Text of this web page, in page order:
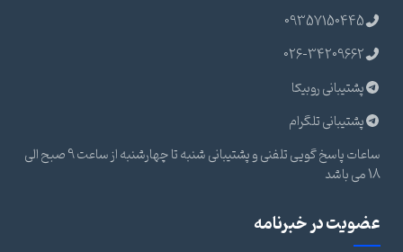
09357150445
026-34209662
پشتیبانی روبیکا
پشتیبانی تلگرام
ساعات پاسخ گویی تلفنی و پشتیبانی شنبه تا چهارشنبه از ساعت 9 صبح الی
18 می باشد
عضویت در خبرنامه